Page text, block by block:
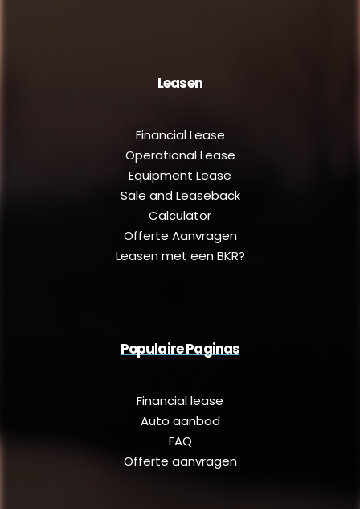
Leasen
Financial Lease
Operational Lease
Equipment Lease
Sale and Leaseback
Calculator
Offerte Aanvragen
Leasen met een BKR?
Populaire Paginas
Financial lease
Auto aanbod
FAQ
Offerte aanvragen